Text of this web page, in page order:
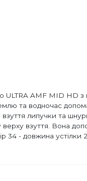
ULTRA AMF MID HD з
та водночас
взуття липучки та
взуття. Вона
34 - довжина устілки